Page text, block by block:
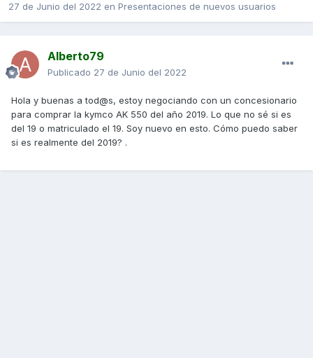
27 de Junio del 2022 en Presentaciones de nuevos usuarios
Alberto79
Publicado 27 de Junio del 2022
Hola y buenas a tod@s, estoy negociando con un concesionario
para comprar la kymco AK 550 del año 2019. Lo que no sé si es
del 19 o matriculado el 19. Soy nuevo en esto. Cómo puedo saber
si es realmente del 2019? .